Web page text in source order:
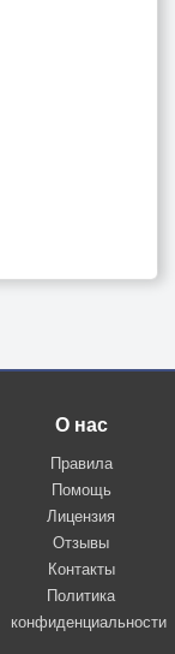
О нас
Правила
Помощь
Лицензия
Отзывы
Контакты
Политика
конфиденциальности